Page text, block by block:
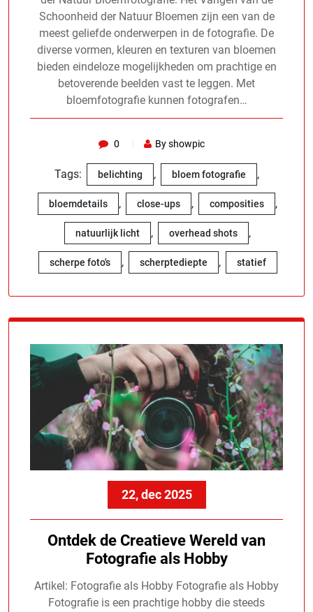
Schoonheid der Natuur Bloemen zijn een van de
meest geliefde onderwerpen in de fotografie. De
diverse vormen, kleuren en texturen van bloemen
bieden eindeloze mogelijkheden om prachtige en
betoverende beelden vast te leggen. Met
bloemfotografie kunnen fotografen…
0 By showpic
Tags: belichting , bloem fotografie ,
bloemdetails , close-ups , composities ,
natuurlijk licht , overhead shots ,
scherpe foto's , scherptediepte , statief
22, dec 2025
Ontdek de Creatieve Wereld van
Fotografie als Hobby
Artikel: Fotografie als Hobby Fotografie als Hobby
Fotografie is een prachtige hobby die steeds